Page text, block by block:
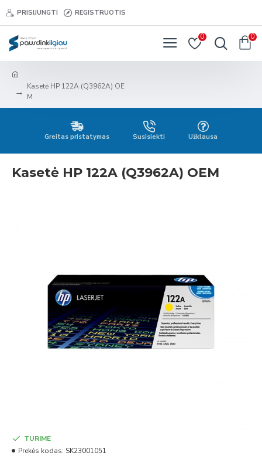
PRISIJUNGTI REGISTRUOTIS
0 0
Kasetė HP 122A (Q3962A) OE
M
Greitas pristatymas Susisiekti Užklausa
Kasetė HP 122A (Q3962A) OEM
TURIME
Prekės kodas: SK23001051